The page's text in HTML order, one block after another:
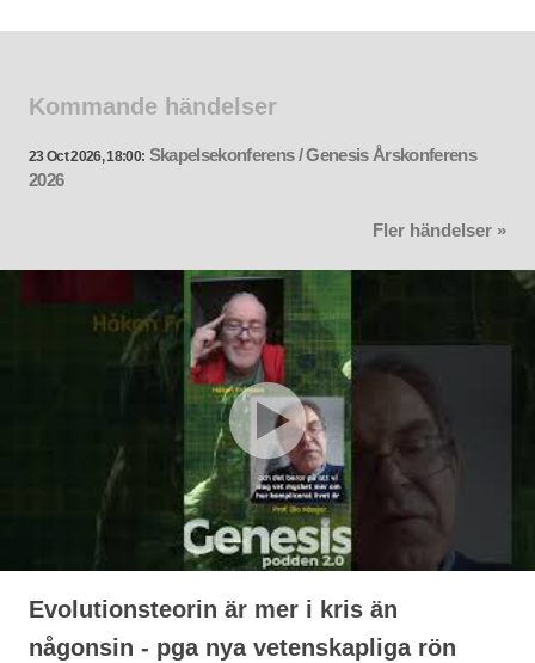
Kommande händelser
23 Oct 2026, 18:00: Skapelsekonferens / Genesis Årskonferens
2026
Fler händelser »
Evolutionsteorin är mer i kris än
någonsin - pga nya vetenskapliga rön